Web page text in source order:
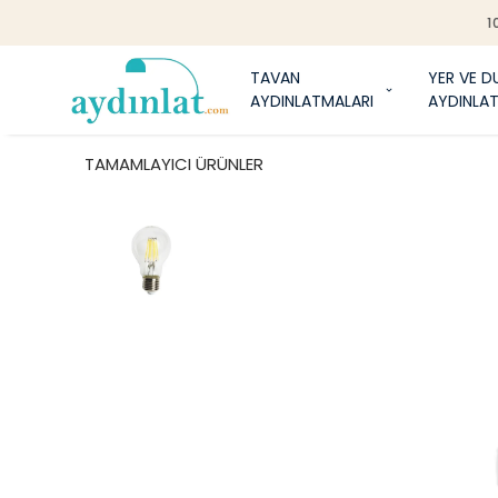
TAVAN
AYDINLATMALARI
YER VE
TAMAMLAYICI ÜRÜNLER